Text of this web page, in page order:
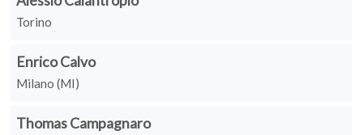
Torino
Enrico Calvo
Milano (MI)
Thomas Campagnaro